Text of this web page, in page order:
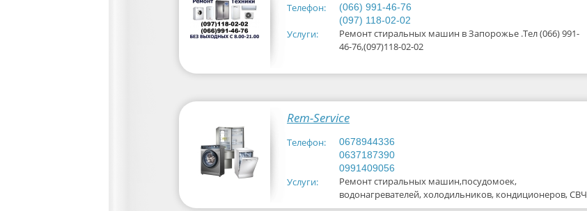
Телефон:
(066) 991-46-76
(097) 118-02-02
Услуги:
Ремонт стиральных машин в Запорожье .Тел (066) 991-
46-76,(097)118-02-02
Rem-Service
Телефон:
0678944336
0637187390
0991409056
Услуги:
Ремонт стиральных машин,посудомоек,
водонагревателей, холодильников, кондиционеров, СВЧ